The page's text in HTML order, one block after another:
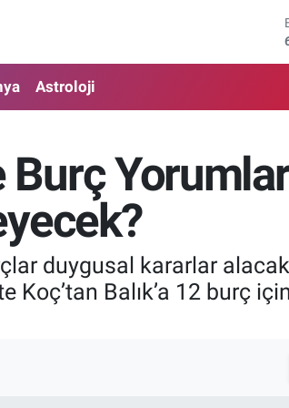
Astroloji
duygusal kararlar
Koç’tan Balık’a 12 burç